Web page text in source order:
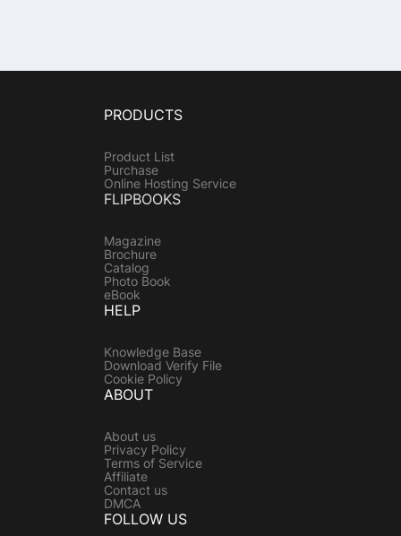
PRODUCTS
Product List
Purchase
Online Hosting Service
FLIPBOOKS
Magazine
Brochure
Catalog
Photo Book
eBook
HELP
Knowledge Base
Download Verify File
Cookie Policy
ABOUT
About us
Privacy Policy
Terms of Service
Affiliate
Contact us
DMCA
FOLLOW US